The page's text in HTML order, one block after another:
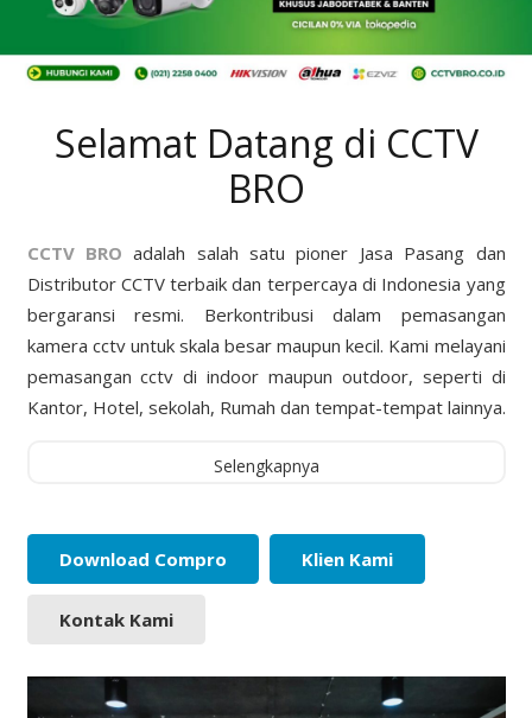
Selamat Datang di CCTV
BRO
CCTV BRO adalah salah satu pioner Jasa Pasang dan
Distributor CCTV terbaik dan terpercaya di Indonesia yang
bergaransi resmi. Berkontribusi dalam pemasangan
kamera cctv untuk skala besar maupun kecil. Kami melayani
pemasangan cctv di indoor maupun outdoor, seperti di
Kantor, Hotel, sekolah, Rumah dan tempat-tempat lainnya.
Selengkapnya
Download Compro Klien Kami
Kontak Kami